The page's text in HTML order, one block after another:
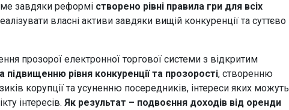
завдяки реформі створено рівні правила гри для всіх
власні активи завдяки вищій конкуренції та суттєво
прозорої електронної торгової системи з відкритим
рівня конкуренції та прозорості, створенню
корупції та усуненню посередників, інтереси яких можуть
інтересів. Як результат – подвоєння доходів від оренди